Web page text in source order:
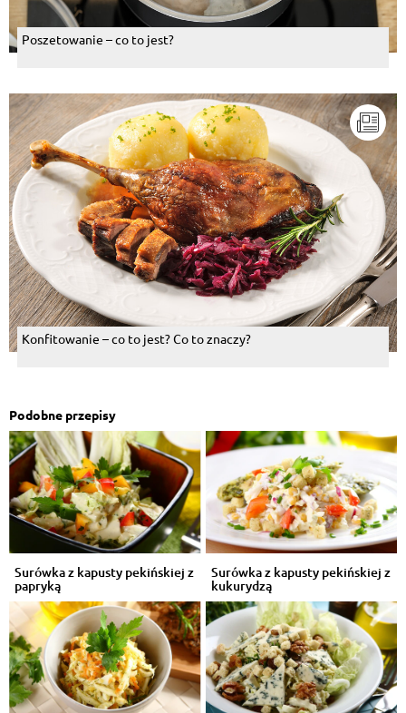
Poszetowanie – co to jest?
Konfitowanie – co to jest? Co to znaczy?
Podobne przepisy
Surówka z kapusty pekińskiej z
papryką
Surówka z kapusty pekińskiej z
kukurydzą